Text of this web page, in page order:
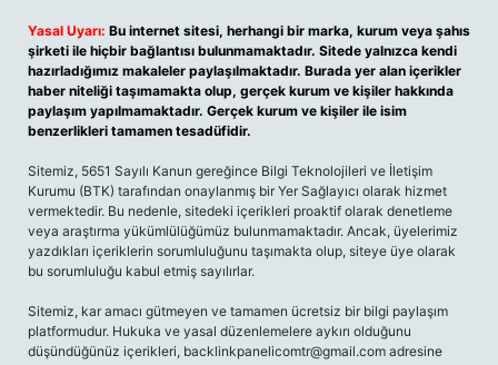
Yasal Uyarı: Bu internet sitesi, herhangi bir marka, kurum veya şahıs
şirketi ile hiçbir bağlantısı bulunmamaktadır. Sitede yalnızca kendi
hazırladığımız makaleler paylaşılmaktadır. Burada yer alan içerikler
haber niteliği taşımamakta olup, gerçek kurum ve kişiler hakkında
paylaşım yapılmamaktadır. Gerçek kurum ve kişiler ile isim
benzerlikleri tamamen tesadüfidir.
Sitemiz, 5651 Sayılı Kanun gereğince Bilgi Teknolojileri ve İletişim
Kurumu (BTK) tarafından onaylanmış bir Yer Sağlayıcı olarak hizmet
vermektedir. Bu nedenle, sitedeki içerikleri proaktif olarak denetleme
veya araştırma yükümlülüğümüz bulunmamaktadır. Ancak, üyelerimiz
yazdıkları içeriklerin sorumluluğunu taşımakta olup, siteye üye olarak
bu sorumluluğu kabul etmiş sayılırlar.
Sitemiz, kar amacı gütmeyen ve tamamen ücretsiz bir bilgi paylaşım
platformudur. Hukuka ve yasal düzenlemelere aykırı olduğunu
düşündüğünüz içerikleri, backlinkpanelicomtr@gmail.com adresine